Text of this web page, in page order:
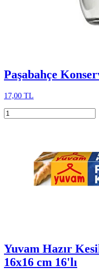
Paşabahçe
17,00 TL
Yuvam Hazır
16x16 cm 16'lı